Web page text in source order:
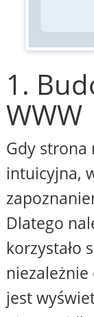
1.
WWW
Gdy strona
intuicyjna,
Dlatego
korzystało
jest